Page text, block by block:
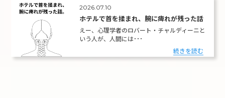
2026.07.10
ホテルで首を揉まれ、腕に痺れが残った話
えー、心理学者のロバート・チャルディーニと
いう人が、人間には･･･
続きを読む